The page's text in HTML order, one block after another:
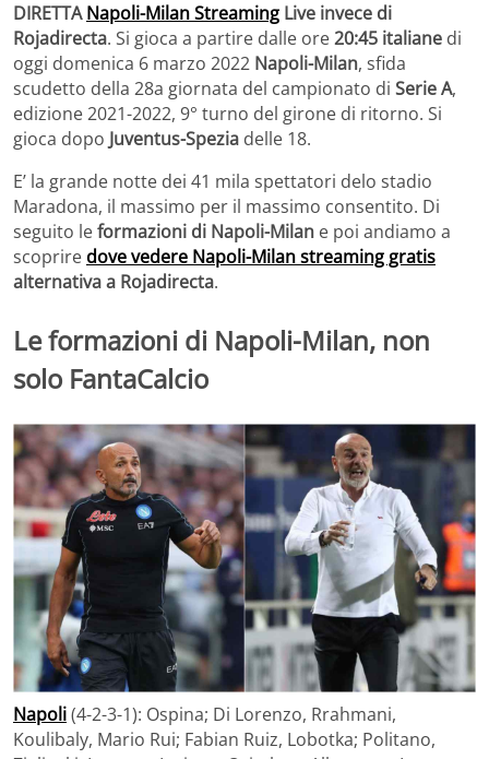
DIRETTANapoli-Milan Streaming Live invece di
Rojadirecta. Si gioca a partire dalle ore20:45 italiane di
oggi domenica 6 marzo 2022 Napoli-Milan, sfida
scudetto della 28a giornata del campionato di Serie A,
edizione 2021-2022, 9° turno del girone di ritorno. Si
gioca dopo Juventus-Spezia delle 18.
E’ la grande notte dei 41 mila spettatori delo stadio
Maradona, il massimo per il massimo consentito. Di
seguito leformazioni di Napoli-Milan e poi andiamo a
scoprire dove vedere Napoli-Milan streaming gratis
alternativa a Rojadirecta.
Le formazioni di Napoli-Milan, non
solo FantaCalcio
Napoli(4-2-3-1): Ospina; Di Lorenzo, Rrahmani,
Koulibaly, Mario Rui; Fabian Ruiz, Lobotka; Politano,